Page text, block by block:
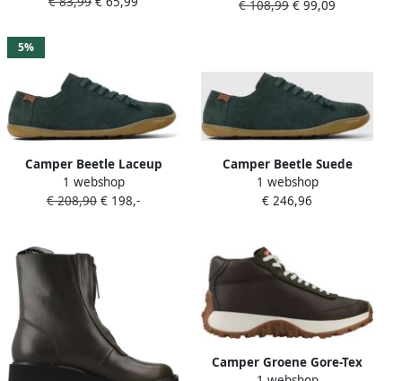
Donkergroen
€ 108,99 € 99,09
5%
Camper Beetle Laceup
Sneaker Casual Style Wo
Green
1 webshop
€ 208,90 € 198,-
Camper Beetle Suede
LaceUp Sneakers Wo Green
1 webshop
€ 246,96
Camper Groene Gore-Tex